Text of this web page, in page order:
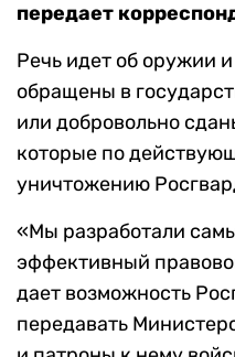
передает
Речь идет об оружии
обращены в
или добровольно
которые по
уничтожению
«Мы разработали
эффективный
дает возможность
передавать